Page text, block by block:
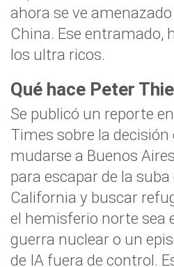
ahora se ve
China. Ese entramado,
los ultra ricos.
Qué hace Peter
Se publicó un reporte
Times sobre la decisión
mudarse a Buenos
para escapar de la
California y buscar
el hemisferio norte sea
guerra nuclear o un
de IA fuera de control.